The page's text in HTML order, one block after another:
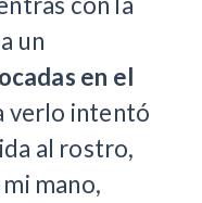
un
en el
verlo intentó
al rostro,
mano,